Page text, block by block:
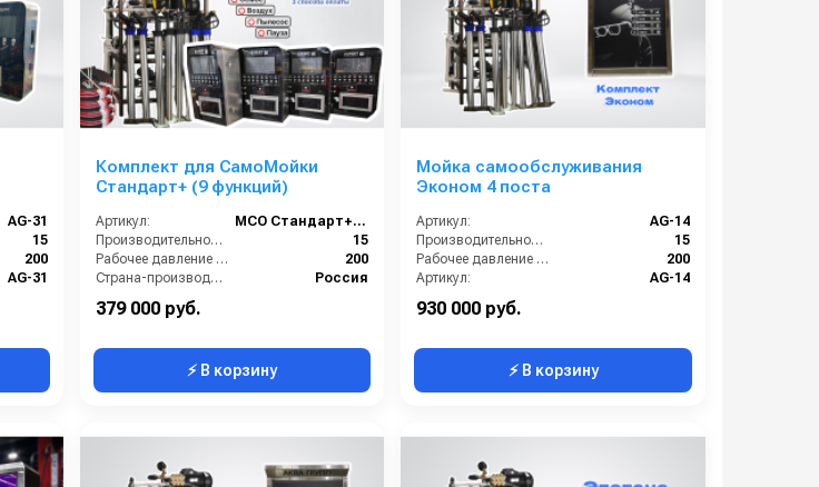
AG-31
15
200
AG-31
Комплект для СамоМойки
Стандарт+ (9 функций)
Артикул:
МСО Стандарт+ (9 функций)
Производительность (л/мин):
15
Рабочее давление (бар):
200
Страна-производитель:
Россия
379 000 руб.
⚡ В корзину
Мойка самообслуживания
Эконом 4 поста
Артикул:
AG-14
Производительность (л/мин):
15
Рабочее давление (бар):
200
Артикул:
AG-14
930 000 руб.
⚡ В корзину